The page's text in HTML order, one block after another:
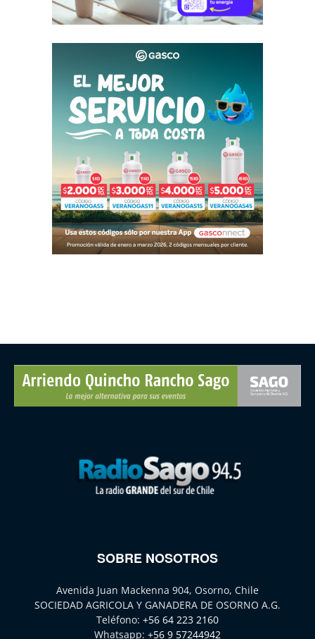
SOBRE NOSOTROS
Avenida Juan Mackenna 904, Osorno, Chile
SOCIEDAD AGRICOLA Y GANADERA DE OSORNO A.G.
Teléfono: +56 64 223 2160
Whatsapp: +56 9 57244942